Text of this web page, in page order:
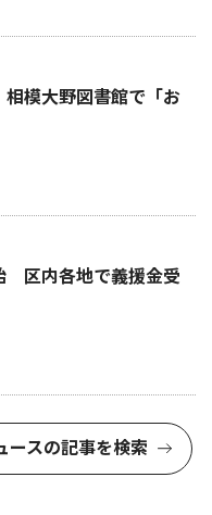
模大野図書館で「お
区内各地で義援金受
ースの記事を検索